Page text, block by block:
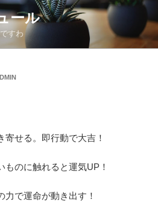
ール
すわ
寄せる。即行動で大吉！
ものに触れると運気UP！
で運命が動き出す！​​​​​​​​​​​​​​​​